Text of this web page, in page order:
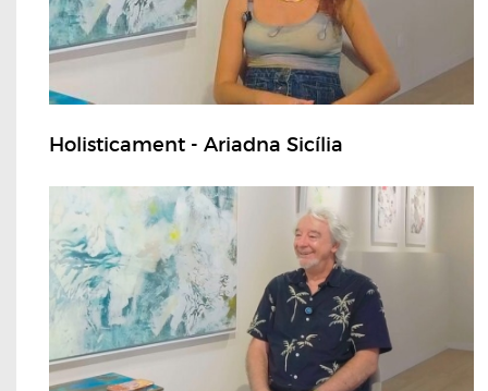
Holisticament - Ariadna Sicília